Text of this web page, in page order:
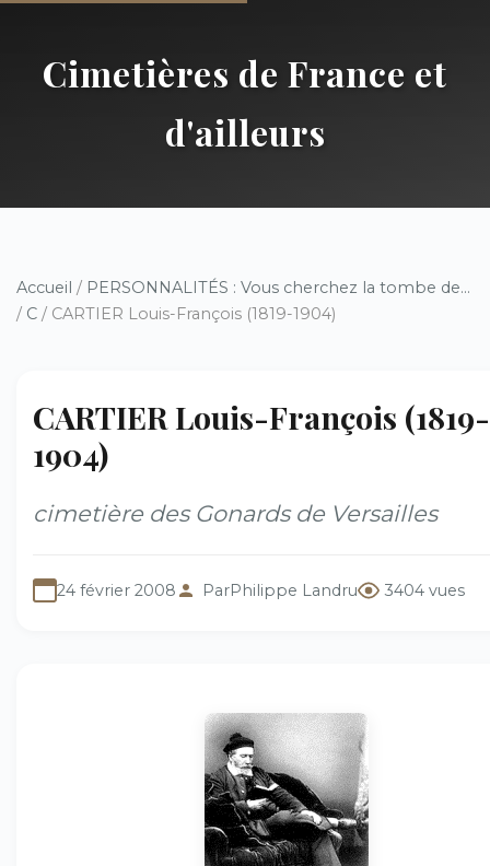
Cimetières de France et
d'ailleurs
Accueil / PERSONNALITÉS : Vous cherchez la tombe de...
/ C / CARTIER Louis-François (1819-1904)
CARTIER Louis-François (1819-
1904)
cimetière des Gonards de Versailles
24 février 2008 ParPhilippe Landru 3404 vues